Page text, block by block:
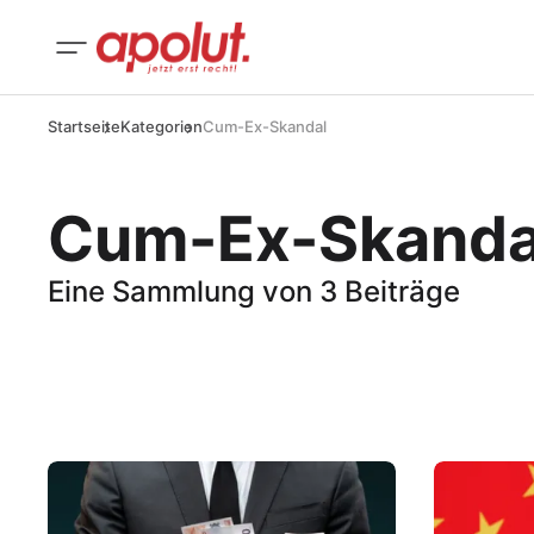
StartseiteKategorienCum-Ex-Skandal
Cum-Ex-
Eine Sammlung von 3 Beiträge